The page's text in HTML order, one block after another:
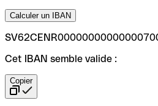
Calculer un IBAN
Cet IBAN semble valide :
Copier